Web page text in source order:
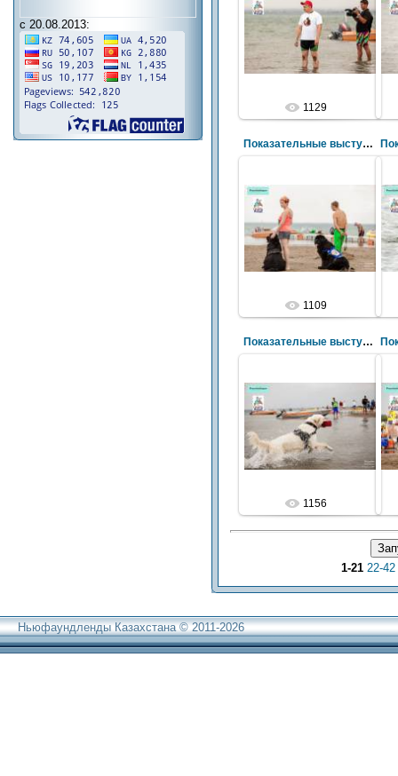
с 20.08.2013:
1129
Показательные выступления по ССВ
1109
Показательные выступления по ССВ
1156
1-21 22-42
Ньюфаундленды Казахстана © 2011-2026